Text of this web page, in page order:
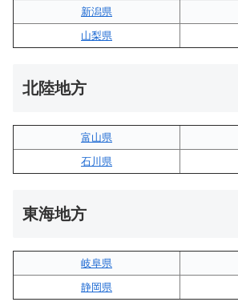
新潟県
山梨県
北陸地方
富山県
石川県
東海地方
岐阜県
静岡県